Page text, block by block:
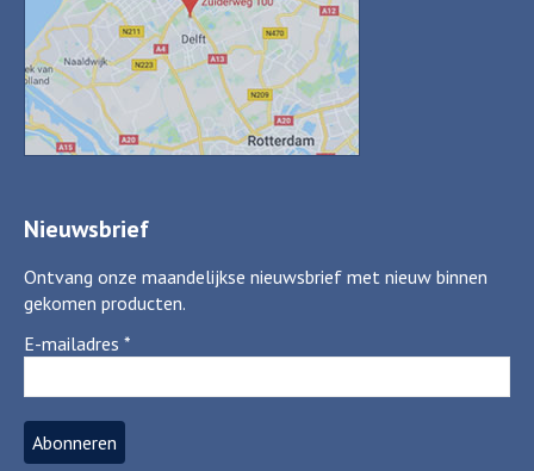
Nieuwsbrief
Ontvang onze maandelijkse nieuwsbrief met nieuw binnen
gekomen producten.
E-mailadres *